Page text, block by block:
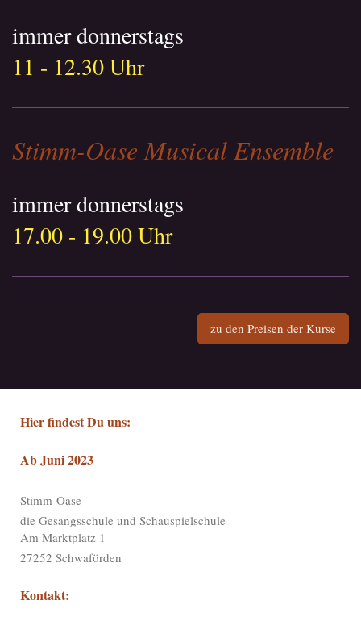
immer donnerstags
11 - 12.30 Uhr
Stimm-Oase Musical Ensemble
immer donnerstags
17.00 - 19.00 Uhr
zu den Preisen der Kurse
Hier findest Du uns:
Ab Juni 2023
​​Stimm-Oase
die Gesangsschule und Schauspielschule
Am Marktplatz 1
27252 Schwaförden
Kontakt: